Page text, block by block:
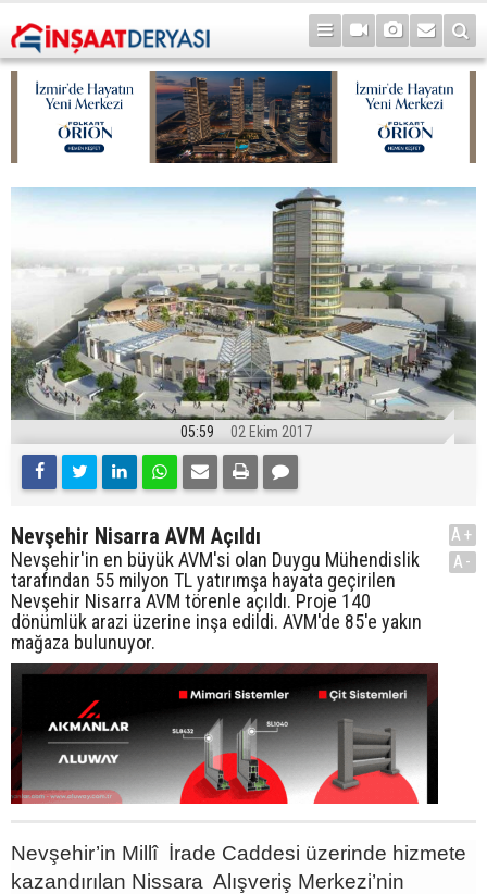
05:59 02 Ekim 2017
Nevşehir Nisarra AVM Açıldı
Nevşehir'in en büyük AVM'si olan Duygu Mühendislik
tarafından 55 milyon TL yatırımşa hayata geçirilen
Nevşehir Nisarra AVM törenle açıldı. Proje 140
dönümlük arazi üzerine inşa edildi. AVM'de 85'e yakın
mağaza bulunuyor.
A+
A-
Nevşehir’in Millî İrade Caddesi üzerinde hizmete
kazandırılan Nissara Alışveriş Merkezi’nin